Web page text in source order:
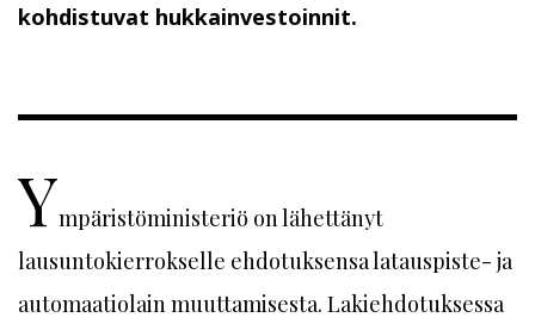
kohdistuvat hukkainvestoinnit.
Ympäristöministeriö on lähettänyt
lausuntokierrokselle ehdotuksensa latauspiste- ja
automaatiolain muuttamisesta. Lakiehdotuksessa